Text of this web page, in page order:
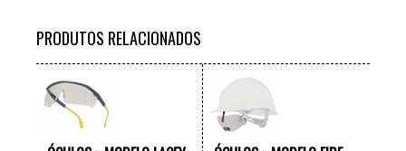
PRODUTOS RELACIONADOS